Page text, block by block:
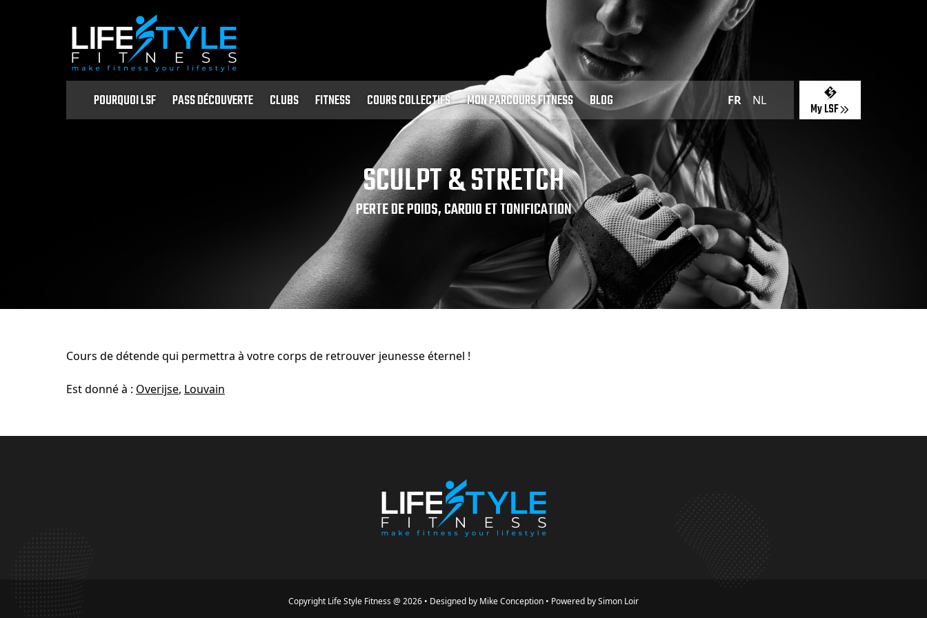
POURQUOI LSF PASS DÉCOUVERTE CLUBS FITNESS COURS COLLECTIFS MON PARCOURS FITNESS BLOG FR NL
My LSF
SCULPT & STRETCH
PERTE DE POIDS, CARDIO ET TONIFICATION
Cours de détende qui permettra à votre corps de retrouver jeunesse éternel !
Est donné à : Overijse, Louvain
Copyright Life Style Fitness @ 2026 • Designed by Mike Conception • Powered bySimon Loir